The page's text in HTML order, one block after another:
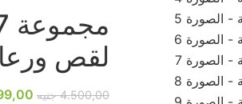
لقص
4.500,00 جنيه